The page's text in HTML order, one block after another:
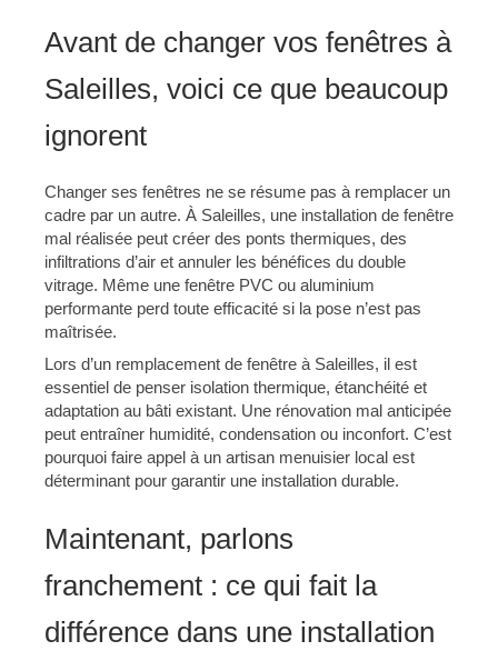
Avant de changer vos fenêtres à
Saleilles, voici ce que beaucoup
ignorent
Changer ses fenêtres ne se résume pas à remplacer un
cadre par un autre. À Saleilles, une installation de fenêtre
mal réalisée peut créer des ponts thermiques, des
infiltrations d’air et annuler les bénéfices du double
vitrage. Même une fenêtre PVC ou aluminium
performante perd toute efficacité si la pose n’est pas
maîtrisée.
Lors d’un remplacement de fenêtre à Saleilles, il est
essentiel de penser isolation thermique, étanchéité et
adaptation au bâti existant. Une rénovation mal anticipée
peut entraîner humidité, condensation ou inconfort. C’est
pourquoi faire appel à un artisan menuisier local est
déterminant pour garantir une installation durable.
Maintenant, parlons
franchement : ce qui fait la
différence dans une installation